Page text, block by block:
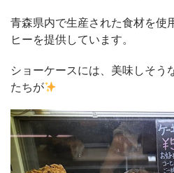
青森県内で生産された食材を使
ヒーを提供しています。
ショーケースには、美味しそう
たちが